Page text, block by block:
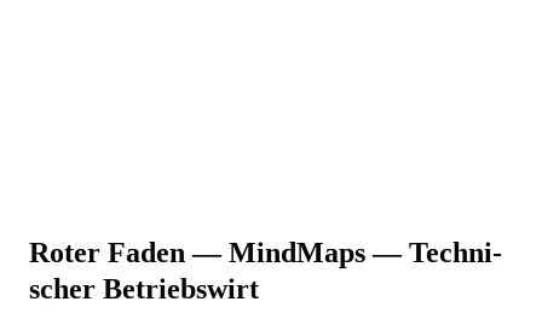
Roter Faden — Mind­Maps — Tech­ni­
scher Betriebswirt